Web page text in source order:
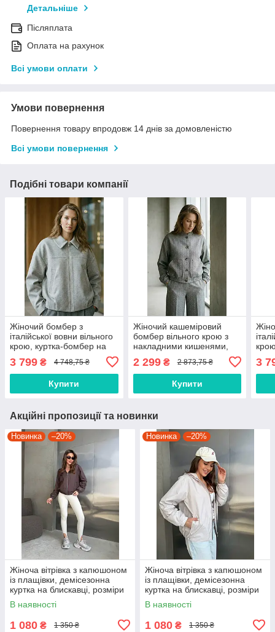
Детальніше
Післяплата
Оплата на рахунок
Всі умови оплати
Умови повернення
Повернення товару впродовж 14 днів за домовленістю
Всі умови повернення
Подібні товари компанії
Жіночий бомбер з
італійської вовни вільного
крою, куртка-бомбер на
2350.6619
3 799 ₴ 4 748,75 ₴
Купити
Жіночий кашеміровий
бомбер вільного крою з
накладними кишенями,
сіра демісезонна куртка
2365.6601
2 299₴ 2 873,75 ₴
Купити
3
Акційні пропозиції та новинки
Новинка –20%
Жіноча вітрівка з капюшоном
із плащівки, демісезонна
куртка на блискавці, розміри
42–48
В наявності
1 080 ₴ 1 350 ₴
Новинка –20%
Жіноча вітрівка з капюшоном
із плащівки, демісезонна
куртка на блискавці, розміри
42–48
В наявності
1 080 ₴ 1 350 ₴